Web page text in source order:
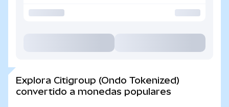
Explora Citigroup (Ondo Tokenized)
convertido a monedas populares